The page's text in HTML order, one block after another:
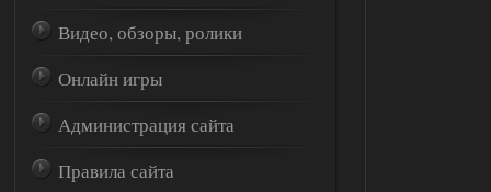
Видео, обзоры, ролики
Онлайн игры
Администрация сайта
Правила сайта